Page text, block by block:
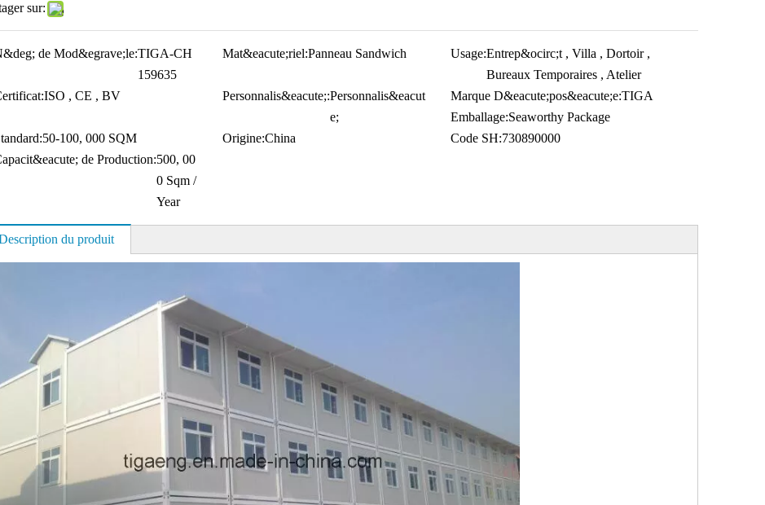
sur:
de Mod&egrave;le:TIGA-CH
159635
Mat&eacute;riel:Panneau Sandwich Usage:Entrep&ocirc;t , Villa , Dortoir ,
Bureaux Temporaires , Atelier
ISO , CE , BV Personnalis&eacute;:Personnalis&eacut
e;
Marque D&eacute;pos&eacute;e:TIGA
Emballage:Seaworthy Package
50-100, 000 SQM Origine:China Code SH:730890000
de Production:500, 00
0 Sqm /
Year
du produit